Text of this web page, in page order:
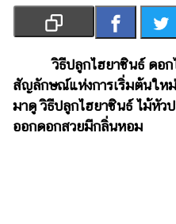
การ
ศึกษา
บันเทิง
รูปภาพ
ดู
วิธีปลูกไฮยาซินธ์ ดอ
สัญลักษณ์แห่งการเริ่มต้นให
มาดู วิธีปลูกไฮยาซินธ์ ไม้หั
ออกดอกสวยมีกลิ่นหอม